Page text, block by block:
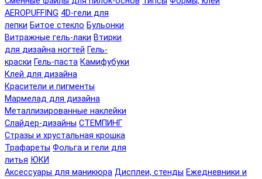
AEROPUFFING 4D-гели для
лепки Битое стекло Бульонки
Витражные гель-лаки Втирки
для дизайна ногтей Гель-
краски Гель-паста Камифубуки
Клей для дизайна
Красители и пигменты
Мармелад для дизайна
Металлизированные наклейки
Слайдер-дизайны СТЕМПИНГ
Стразы и хрустальная крошка
Трафареты Фольга и гели для
литья ЮКИ
Аксессуары для маникюра Дисплеи, стенды Ежедневники и